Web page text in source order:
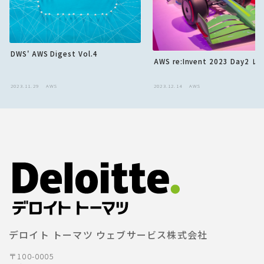
DWS' AWS Digest Vol.4
2023.11.29 AWS
AWS re:Invent 2023 Day2 レ
2023.12.14 AWS
デロイト トーマツ ウェブサービス株式会社
〒100-0005